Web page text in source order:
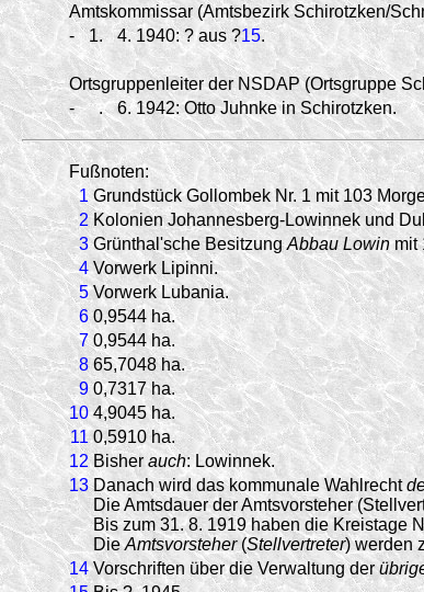
Amtskommissar (Amtsbezirk Schirotzken/
-
1. 4. 1940: ? aus ?15.
Ortsgruppenleiter der NSDAP (Ortsgruppe
-
. 6. 1942: Otto Juhnke in Schirotzken.
Fußnoten:
1 Grundstück Gollombek Nr. 1 mit 103
2 Kolonien Johannesberg-Lowinnek und
3 Grünthal'sche BesitzungAbbau Lowinmit
4 Vorwerk Lipinni.
5 Vorwerk Lubania.
6 0,9544 ha.
7 0,9544 ha.
8 65,7048 ha.
9 0,7317 ha.
10 4,9045 ha.
11 0,5910 ha.
12 Bisher auch: Lowinnek.
13 Danach wird das kommunale Wahlrecht
Die Amtsdauer der Amtsvorsteher
Bis zum 31. 8. 1919 haben die Kreistage
DieAmtsvorsteher(Stellvertreter) werden
14 Vorschriften über die Verwaltung der